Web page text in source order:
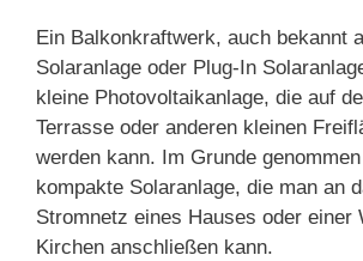
Ein Balkonkraftwerk, auch bekannt
Solaranlage oder Plug-In
kleine Photovoltaikanlage, die auf
Terrasse oder anderen kleinen
werden kann. Im Grunde
kompakte Solaranlage, die man an
Stromnetz eines Hauses oder einer
Kirchen anschließen kann.